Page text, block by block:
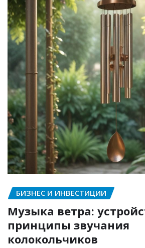
БИЗНЕС И ИНВЕСТИЦИИ
Музыка ветра:
принципы звучания
колокольчиков